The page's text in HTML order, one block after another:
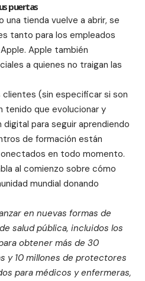
puertas
una tienda vuelve a abrir, se
tanto para los empleados
Apple también
a quienes no traigan las
(sin especificar si son
tenido que evolucionar y
digital para seguir aprendiendo
de formación están
en todo momento.
al comienzo sobre cómo
mundial donando
en nuevas formas de
salud pública, incluidos los
obtener más de 30
y 10 millones de protectores
para médicos y enfermeras,